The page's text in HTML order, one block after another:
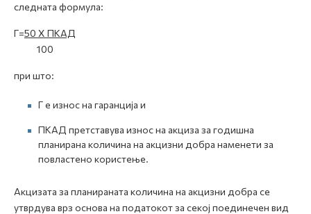
следната формула:
Г=50 X ПКАД
100
при што:
Г е износ на гаранција и
ПКАД претставува износ на акциза за годишна
планирана количина на акцизни добра наменети за
повластено користење.
Акцизата за планираната количина на акцизни добра се
утврдува врз основа на податокот за секој поединечен вид